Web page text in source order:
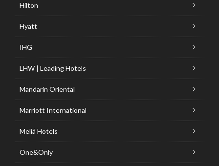
Hilton
Hyatt
IHG
LHW | Leading Hotels
Mandarin Oriental
Marriott International
Meliá Hotels
One&Only